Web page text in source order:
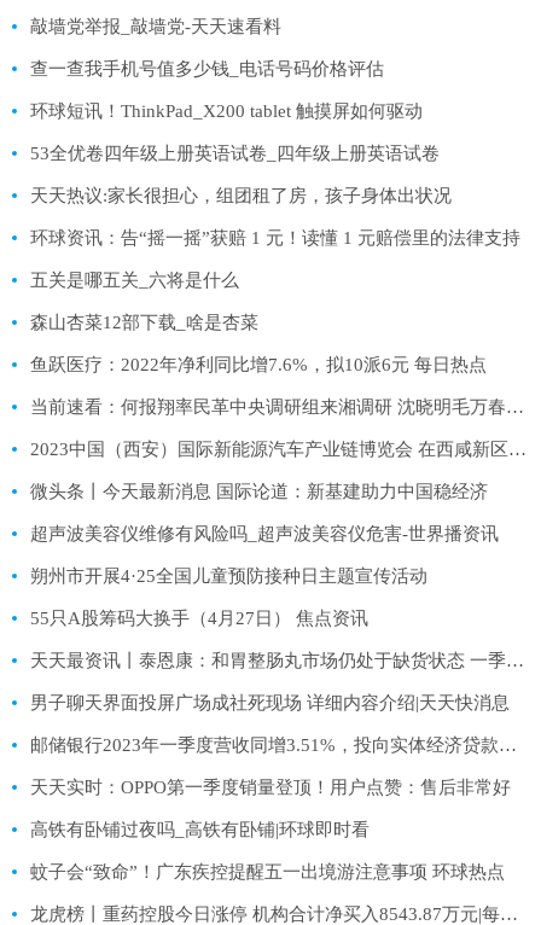
敲墙党举报_敲墙党-天天速看料
查一查我手机号值多少钱_电话号码价格评估
环球短讯！ThinkPad_X200 tablet 触摸屏如何驱动
53全优卷四年级上册英语试卷_四年级上册英语试卷
天天热议:家长很担心，组团租了房，孩子身体出状况
环球资讯：告“摇一摇”获赔 1 元！读懂 1 元赔偿里的法律支持
五关是哪五关_六将是什么
森山杏菜12部下载_啥是杏菜
鱼跃医疗：2022年净利同比增7.6%，拟10派6元 每日热点
当前速看：何报翔率民革中央调研组来湘调研 沈晓明毛万春拜会
2023中国（西安）国际新能源汽车产业链博览会 在西咸新区空港新城开幕 焦点消息
微头条丨今天最新消息 国际论道：新基建助力中国稳经济
超声波美容仪维修有风险吗_超声波美容仪危害-世界播资讯
朔州市开展4·25全国儿童预防接种日主题宣传活动
55只A股筹码大换手（4月27日） 焦点资讯
天天最资讯丨泰恩康：和胃整肠丸市场仍处于缺货状态 一季度产能同比有较大幅度的增长
男子聊天界面投屏广场成社死现场 详细内容介绍|天天快消息
邮储银行2023年一季度营收同增3.51%，投向实体经济贷款创历史同期新高 今日看点
天天实时：OPPO第一季度销量登顶！用户点赞：售后非常好
高铁有卧铺过夜吗_高铁有卧铺|环球即时看
蚊子会“致命”！广东疾控提醒五一出境游注意事项 环球热点
龙虎榜丨重药控股今日涨停 机构合计净买入8543.87万元|每日视讯